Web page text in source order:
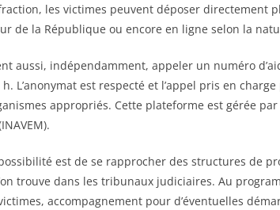
les victimes peuvent déposer directement
de la République ou encore en ligne selon la
aussi, indépendamment, appeler un numéro
h. L’anonymat est respecté et l’appel pris en
appropriés. Cette plateforme est gérée
est de se rapprocher des structures de
trouve dans les tribunaux judiciaires. Au
accompagnement pour d’éventuelles